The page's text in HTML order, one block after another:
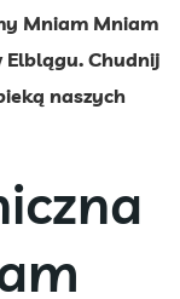
Mniam Mniam
Chudnij
naszych